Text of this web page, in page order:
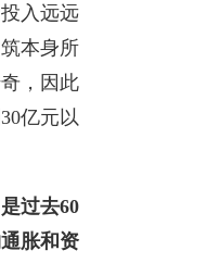
入远远
本身所
，因此
亿元以
过去60
胀和资